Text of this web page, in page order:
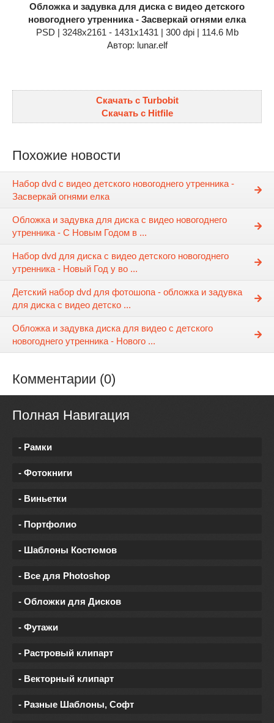
Обложка и задувка для диска с видео детского
новогоднего утренника - Засверкай огнями елка
PSD | 3248x2161 - 1431x1431 | 300 dpi | 114.6 Mb
Автор: lunar.elf
Скачать с Turbobit
Скачать с Hitfile
Похожие новости
Набор dvd с видео детского новогоднего утренника -
Засверкай огнями елка
Обложка и задувка для диска с видео новогоднего
утренника - С Новым Годом в ...
Набор dvd для диска с видео детского новогоднего
утренника - Новый Год у во ...
Детский набор dvd для фотошопа - обложка и задувка
для диска с видео детско ...
Обложка и задувка диска для видео с детского
новогоднего утренника - Нового ...
Комментарии (0)
Полная Навигация
- Рамки
- Фотокниги
- Виньетки
- Портфолио
- Шаблоны Костюмов
- Все для Photoshop
- Обложки для Дисков
- Футажи
- Растровый клипарт
- Векторный клипарт
- Разные Шаблоны, Софт